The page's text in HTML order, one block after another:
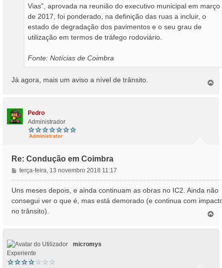
Vias”, aprovada na reunião do executivo municipal em março
de 2017, foi ponderado, na definição das ruas a incluir, o
estado de degradação dos pavimentos e o seu grau de
utilização em termos de tráfego rodoviário.
Fonte: Notícias de Coimbra
Já agora, mais um aviso a nível de trânsito.
Pedro
Administrador
Re: Condução em Coimbra
M
e
n
g
terça-feira, 13 novembro 2018 11:17
Uns meses depois, e ainda continuam as obras no IC2. Ainda não
consegui ver o que é, mas está demorado (e continua com
no trânsito).
micromys
Experiente